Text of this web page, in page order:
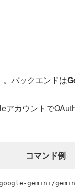
バックエンドは
アカウントで
コマンド例
gemini/